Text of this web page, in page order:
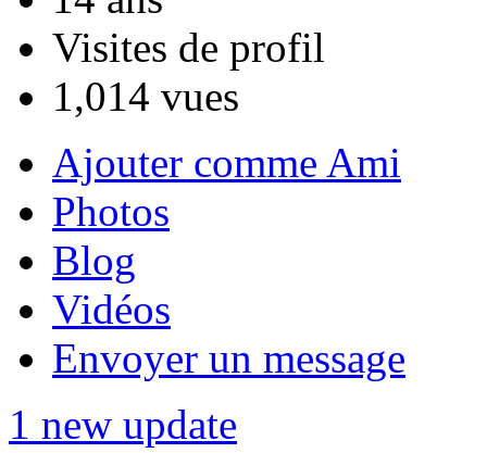
Visites de profil
1,014 vues
Ajouter comme Ami
Photos
Blog
Vidéos
Envoyer un message
1 new update